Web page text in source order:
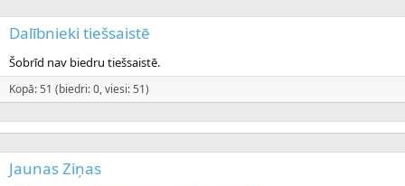
Dalībnieki tiešsaistē
Šobrīd nav biedru tiešsaistē.
Kopā: 51 (biedri: 0, viesi: 51)
Jaunas Ziņas